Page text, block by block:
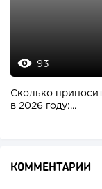
93
Сколько
в 2026 году:...
КОММЕНТАРИИ